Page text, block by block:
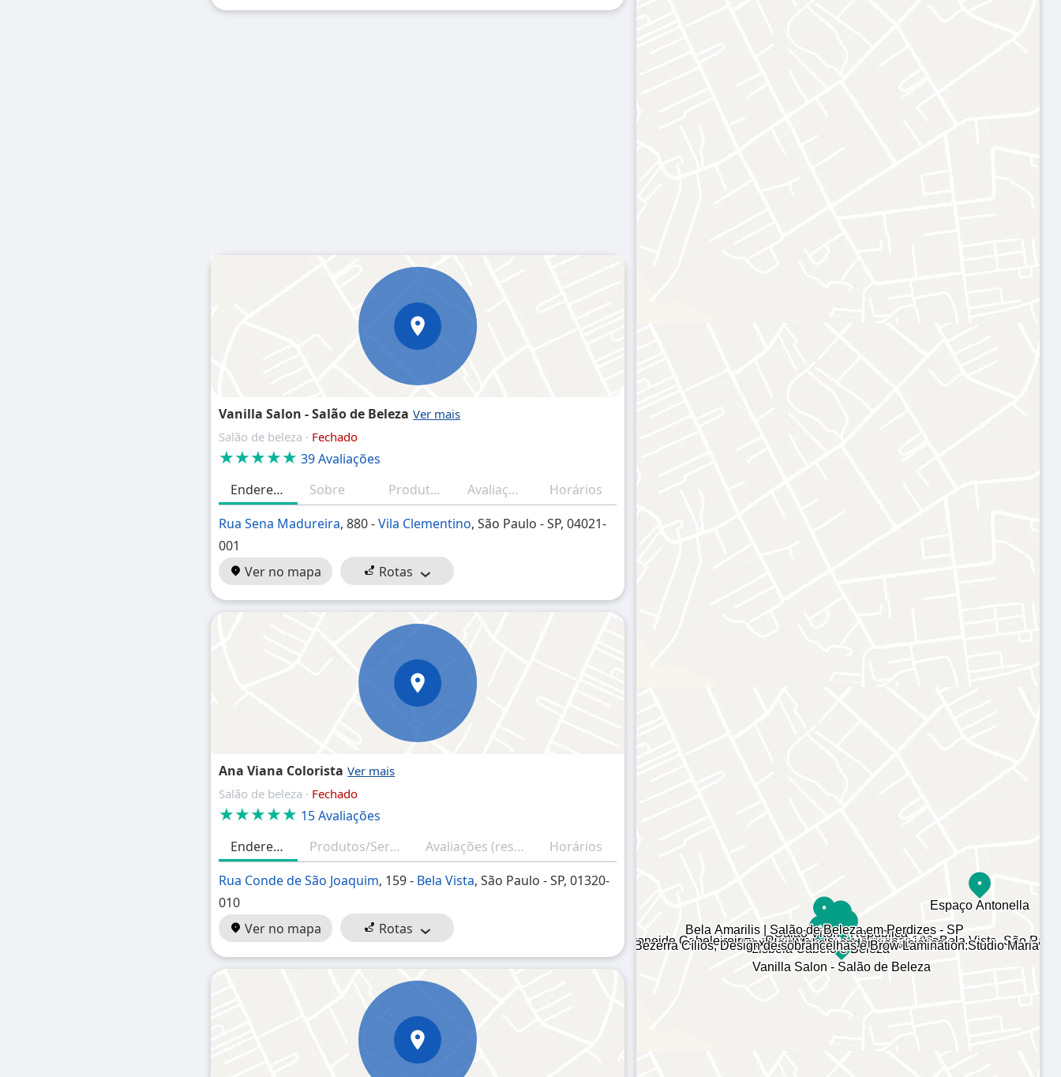
Vanilla Salon - Salão de Beleza
Salão de beleza · Fechado
★★★★★ 39 Avaliações
Endereço
Sobre Produtos/Serviços Avaliações (resumo)
Horários
Rua Sena Madureira, 880 -Vila Clementino, São Paulo - SP, 04021-
001
Ver no mapa
Rotas
Ana Viana Colorista
Salão de beleza · Fechado
★★★★★ 15 Avaliações
Endereço
Produtos/Serviços Avaliações (resumo)
Horários
Rua Conde de São Joaquim, 159 - Bela Vista, São Paulo - SP, 01320-
010
Ver no mapa
Rotas